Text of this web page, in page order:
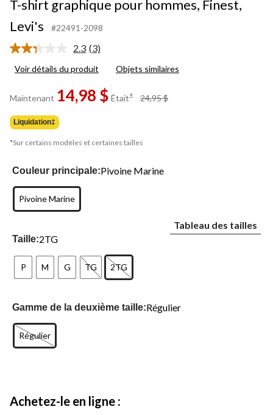
T-shirt graphique pour hommes, Finest,
Levi's
#22491-2098
2.3 Lire
3
Lien
vers
(3)
Voir détails du produit Objets similaires
Maintenant 14,98 $ Était± 24,95 $
Liquidation‡
*Sur certains modèles et certaines tailles
Couleur principale:Pivoine Marine
Pivoine Marine
Taille:2TG
Tableau des tailles
P M G TG 2TG
Gamme de la deuxième taille:Régulier
Régulier
Achetez-le en ligne :